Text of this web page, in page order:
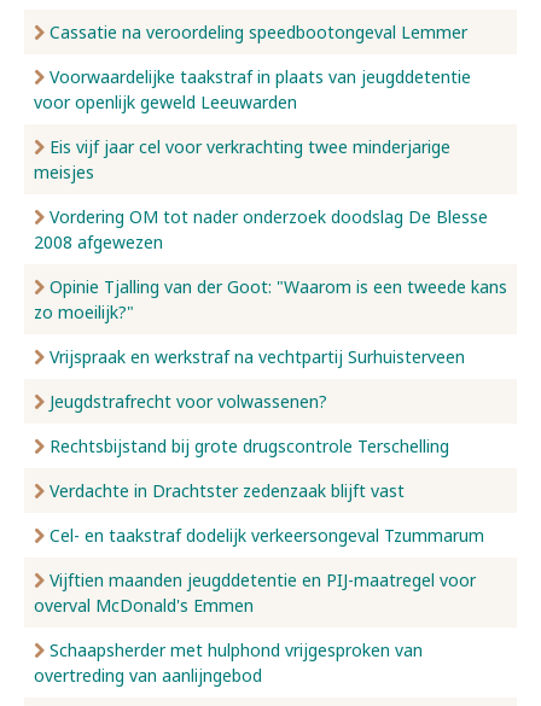
Cassatie na veroordeling speedbootongeval Lemmer
Voorwaardelijke taakstraf in plaats van jeugddetentie
voor openlijk geweld Leeuwarden
Eis vijf jaar cel voor verkrachting twee minderjarige
meisjes
Vordering OM tot nader onderzoek doodslag De Blesse
2008 afgewezen
Opinie Tjalling van der Goot: "Waarom is een tweede kans
zo moeilijk?"
Vrijspraak en werkstraf na vechtpartij Surhuisterveen
Jeugdstrafrecht voor volwassenen?
Rechtsbijstand bij grote drugscontrole Terschelling
Verdachte in Drachtster zedenzaak blijft vast
Cel- en taakstraf dodelijk verkeersongeval Tzummarum
Vijftien maanden jeugddetentie en PIJ-maatregel voor
overval McDonald's Emmen
Schaapsherder met hulphond vrijgesproken van
overtreding van aanlijngebod